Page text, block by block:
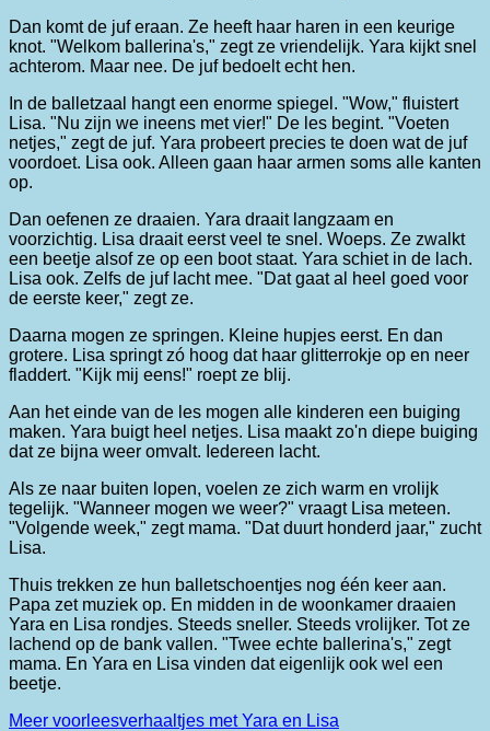
Dan komt de juf eraan. Ze heeft haar haren in een keurige
knot. "Welkom ballerina's," zegt ze vriendelijk. Yara kijkt snel
achterom. Maar nee. De juf bedoelt echt hen.
In de balletzaal hangt een enorme spiegel. "Wow," fluistert
Lisa. "Nu zijn we ineens met vier!" De les begint. "Voeten
netjes," zegt de juf. Yara probeert precies te doen wat de juf
voordoet. Lisa ook. Alleen gaan haar armen soms alle kanten
op.
Dan oefenen ze draaien. Yara draait langzaam en
voorzichtig. Lisa draait eerst veel te snel. Woeps. Ze zwalkt
een beetje alsof ze op een boot staat. Yara schiet in de lach.
Lisa ook. Zelfs de juf lacht mee. "Dat gaat al heel goed voor
de eerste keer," zegt ze.
Daarna mogen ze springen. Kleine hupjes eerst. En dan
grotere. Lisa springt zó hoog dat haar glitterrokje op en neer
fladdert. "Kijk mij eens!" roept ze blij.
Aan het einde van de les mogen alle kinderen een buiging
maken. Yara buigt heel netjes. Lisa maakt zo'n diepe buiging
dat ze bijna weer omvalt. Iedereen lacht.
Als ze naar buiten lopen, voelen ze zich warm en vrolijk
tegelijk. "Wanneer mogen we weer?" vraagt Lisa meteen.
"Volgende week," zegt mama. "Dat duurt honderd jaar," zucht
Lisa.
Thuis trekken ze hun balletschoentjes nog één keer aan.
Papa zet muziek op. En midden in de woonkamer draaien
Yara en Lisa rondjes. Steeds sneller. Steeds vrolijker. Tot ze
lachend op de bank vallen. "Twee echte ballerina's," zegt
mama. En Yara en Lisa vinden dat eigenlijk ook wel een
beetje.
Meer voorleesverhaaltjes met Yara en Lisa